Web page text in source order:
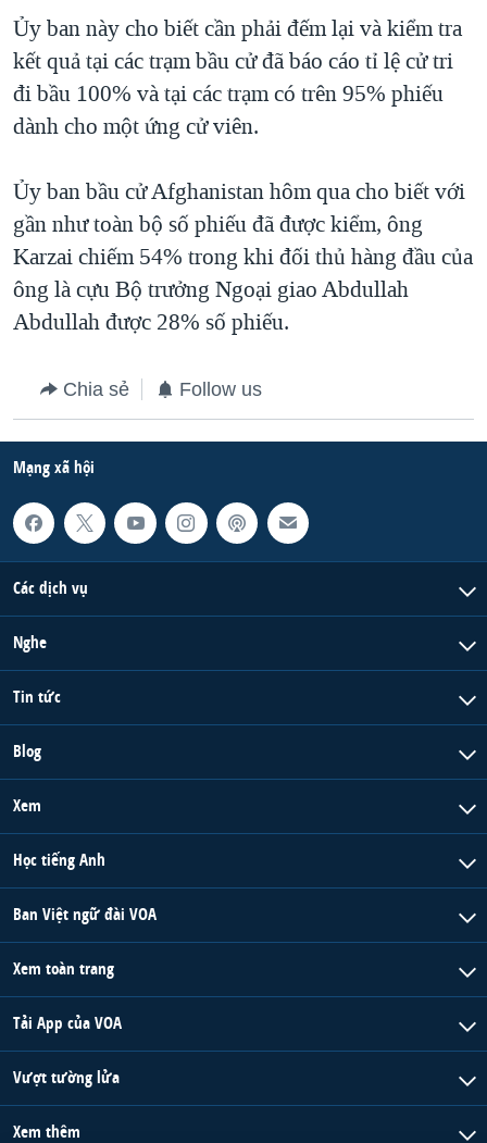
THƯỢNG ĐỈNH TRUMP-KIM TẠI VIỆT NAM
TRỊNH VĨNH BÌNH VS. CHÍNH PHỦ VIỆT NAM
NGƯ DÂN VIỆT VÀ LÀN SÓNG TRỘM HẢI SÂM
QUAN HỆ VIỆT MỸ
Ủy ban này cho biết cần phải đếm lại và kiểm tra
kết quả tại các trạm bầu cử đã báo cáo tỉ lệ cử tri
đi bầu 100% và tại các trạm có trên 95% phiếu
dành cho một ứng cử viên.
Ủy ban bầu cử Afghanistan hôm qua cho biết với
gần như toàn bộ số phiếu đã được kiểm, ông
Karzai chiếm 54% trong khi đối thủ hàng đầu của
ông là cựu Bộ trưởng Ngoại giao Abdullah
Abdullah được 28% số phiếu.
Chia sẻ Follow us
Mạng xã hội
Các dịch vụ
Nghe
Tin tức
Blog
Xem
Học tiếng Anh
Ban Việt ngữ đài VOA
Xem toàn trang
Tải App của VOA
Vượt tường lửa
Xem thêm